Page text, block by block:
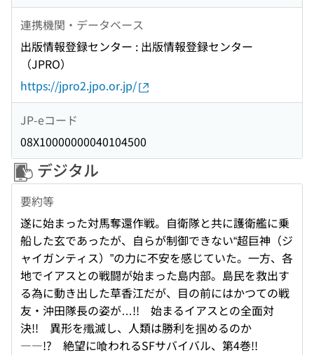
連携機関・データベース
出版情報登録センター : 出版情報登録センター
（JPRO）
https://jpro2.jpo.or.jp/
JP-eコード
08X10000000040104500
デジタル
要約等
遂に始まった対馬奪還作戦。自衛隊と共に護衛艦に乗
船した玄であったが、自らが制御できない“超巨神（ジ
ャイガンティス）”の力に不安を感じていた。一方、各
地でイアスとの戦闘が始まった島内部。島民を救出す
る為に動き出した草香江だが、目の前にはかつての戦
友・沖田隊長の姿が…!! 始まるイアスとの全面対
決!! 異形を殲滅し、人類は勝利を掴めるのか
――!? 絶望に喰われるSFサバイバル、第4巻!!